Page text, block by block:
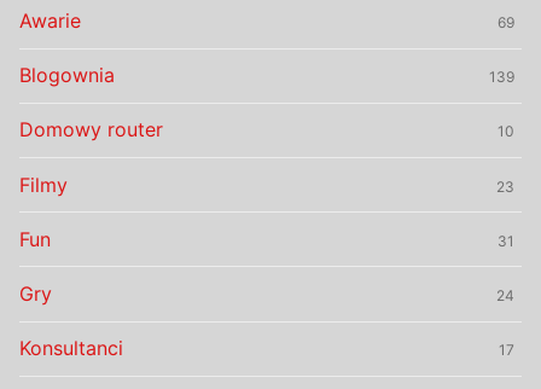
Awarie 69
Blogownia 139
Domowy router 10
Filmy 23
Fun 31
Gry 24
Konsultanci 17